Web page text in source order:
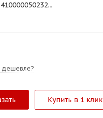
Купить в 1 клик